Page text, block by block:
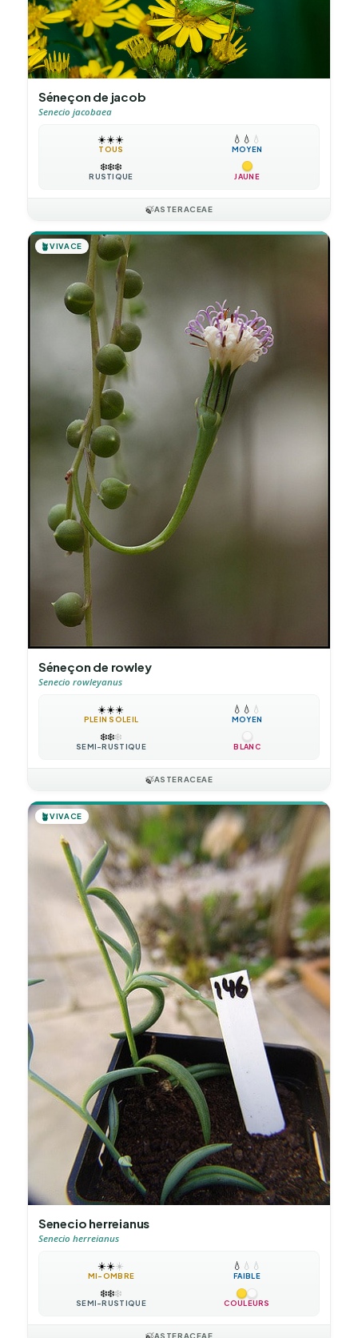
Séneçon de jacob
Senecio jacobaea
☀️☀️☀️
TOUS
💧 💧 💧
MOYEN
❄️❄️❄️
RUSTIQUE JAUNE
🍃ASTERACEAE
🪴VIVACE
Séneçon de rowley
Senecio rowleyanus
☀️☀️☀️
PLEIN SOLEIL
💧 💧 💧
MOYEN
❄️❄️❄️
SEMI-RUSTIQUE BLANC
🍃ASTERACEAE
🪴VIVACE
Senecio herreianus
Senecio herreianus
☀️☀️☀️
MI-OMBRE
💧 💧 💧
FAIBLE
❄️❄️❄️
SEMI-RUSTIQUE COULEURS
ASTERACEAE